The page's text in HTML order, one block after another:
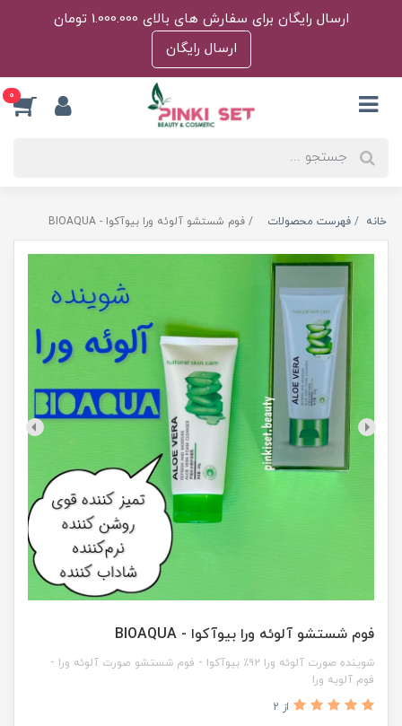
ارسال رایگان برای سفارش های بالای 1.000.000 تومان
ارسال رایگان
0
خانه فهرست محصولات فوم شستشو آلوئه ورا بیوآکوا - BIOAQUA
فوم شستشو آلوئه ورا بیوآکوا - BIOAQUA
شوینده صورت آلوئه ورا ۹۲٪ بیوآکوا - فوم شستشو صورت آلوئه ورا -
فوم آلویه ورا
از 2